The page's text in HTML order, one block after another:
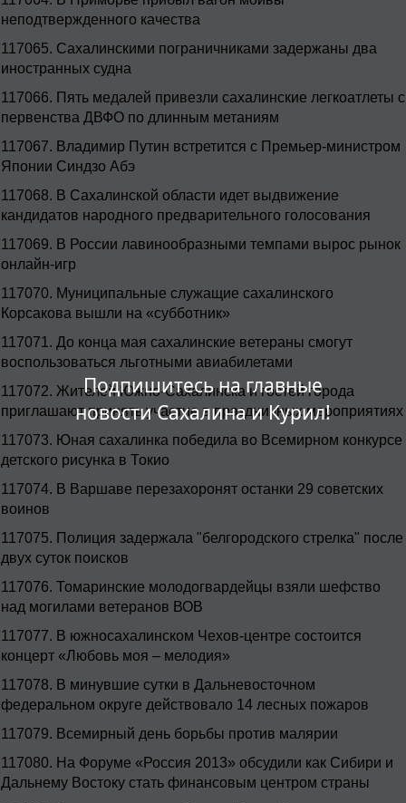
Подпишитесь на главные
новости Сахалина и Курил!
неподтвержденного качества
117065. Сахалинскими пограничниками задержаны два
иностранных судна
117066. Пять медалей привезли сахалинские легкоатлеты с
первенства ДВФО по длинным метаниям
117067. Владимир Путин встретится с Премьер-министром
Японии Синдзо Абэ
117068. В Сахалинской области идет выдвижение
кандидатов народного предварительного голосования
117069. В России лавинообразными темпами вырос рынок
онлайн-игр
117070. Муниципальные служащие сахалинского
Корсакова вышли на «субботник»
117071. До конца мая сахалинские ветераны смогут
воспользоваться льготными авиабилетами
117072. Жителей Южно-Сахалинска и гостей города
приглашают принять участие в праздничных мероприятиях
117073. Юная сахалинка победила во Всемирном конкурсе
детского рисунка в Токио
117074. В Варшаве перезахоронят останки 29 советских
воинов
117075. Полиция задержала "белгородского стрелка" после
двух суток поисков
117076. Томаринские молодогвардейцы взяли шефство
над могилами ветеранов ВОВ
117077. В южносахалинском Чехов-центре состоится
концерт «Любовь моя – мелодия»
117078. В минувшие сутки в Дальневосточном
федеральном округе действовало 14 лесных пожаров
117079. Всемирный день борьбы против малярии
117080. На Форуме «Россия 2013» обсудили как Сибири и
Дальнему Востоку стать финансовым центром страны